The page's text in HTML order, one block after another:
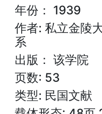
年份： 1939
作者: 私立金陵
系
出版： 该学院
页数: 53
类型: 民国文献